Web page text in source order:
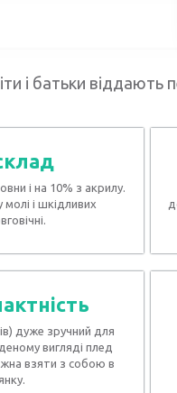
і батьки віддають
і на 10% з акрилу.
молі і шкідливих
дуже зручний для
вигляді плед
взяти з собою в